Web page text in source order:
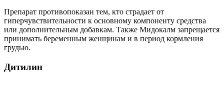
Препарат противопоказан тем, кто страдает от
гиперчувствительности к основному компоненту средства
или дополнительным добавкам. Также Мидокалм запрещается
принимать беременным женщинам и в период кормления
грудью.
Дитилин